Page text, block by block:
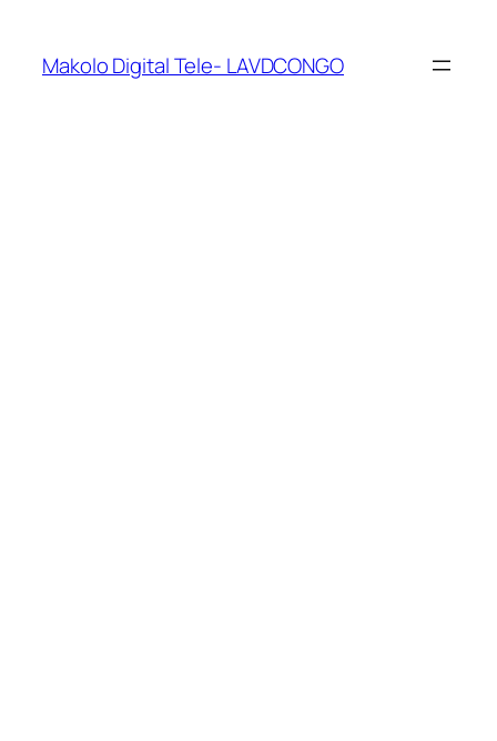
Makolo Digital Tele- LAVDCONGO